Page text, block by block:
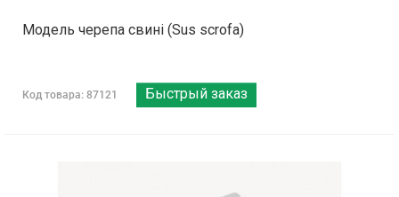
Модель черепа свині (Sus scrofa)
Код товара: 87121 Быстрый заказ